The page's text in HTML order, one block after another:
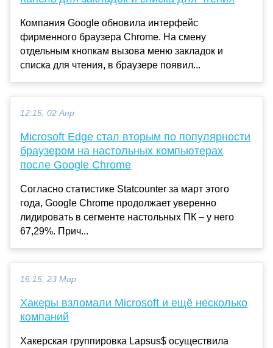
Компания Google обновила интерфейс
фирменного браузера Chrome. На смену
отдельным кнопкам вызова меню закладок и
списка для чтения, в браузере появил...
12:15, 02 Апр
Microsoft Edge стал вторым по популярности
браузером на настольных компьютерах
после Google Chrome
Согласно статистике Statcounter за март этого
года, Google Chrome продолжает уверенно
лидировать в сегменте настольных ПК – у него
67,29%. Прич...
16:15, 23 Мар
Хакеры взломали Microsoft и ещё несколько
компаний
Хакерская группировка Lapsus$ осуществила